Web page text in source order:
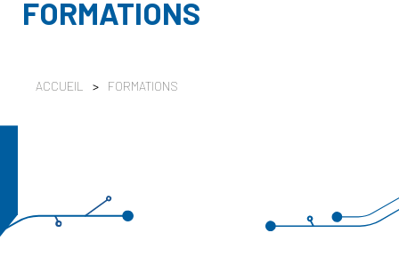
FORMATIONS
ACCUEIL > FORMATIONS